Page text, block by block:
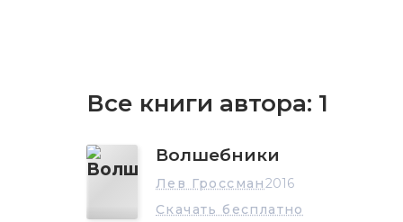
Все книги автора: 1
Волшебники
Лев Гроссман2016
Скачать бесплатно